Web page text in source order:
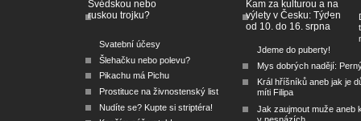
Švédskou nebo
ruskou trojku?
Svatební účesy
Šlehačku nebo polevu?
Pikachu má Pichu
Prostituce na živnostenský list
Nudíte se? Kupte si striptéra!
Kam za kulturou a na
výlety v Česku: Týden
od 10. do 16. srpna
Jdeme do puberty!
Mys dobrých nadějí:
Král hříšníků aneb jak je
míti Filipa
Jak zaujmout muže aneb